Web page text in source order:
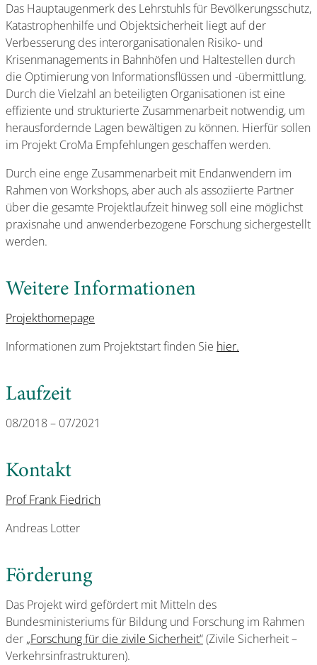
Das Hauptaugenmerk des Lehrstuhls für Bevölkerungsschutz,
Katastrophenhilfe und Objektsicherheit liegt auf der
Verbesserung des interorganisationalen Risiko- und
Krisenmanagements in Bahnhöfen und Haltestellen durch
die Optimierung von Informationsflüssen und -übermittlung.
Durch die Vielzahl an beteiligten Organisationen ist eine
effiziente und strukturierte Zusammenarbeit notwendig, um
herausfordernde Lagen bewältigen zu können. Hierfür sollen
im Projekt CroMa Empfehlungen geschaffen werden.
Durch eine enge Zusammenarbeit mit Endanwendern im
Rahmen von Workshops, aber auch als assoziierte Partner
über die gesamte Projektlaufzeit hinweg soll eine möglichst
praxisnahe und anwenderbezogene Forschung sichergestellt
werden.
Weitere Informationen
Projekthomepage
Informationen zum Projektstart finden Sie hier.
Laufzeit
08/2018 – 07/2021
Kontakt
Prof Frank Fiedrich
Andreas Lotter
Förderung
Das Projekt wird gefördert mit Mitteln des
Bundesministeriums für Bildung und Forschung im Rahmen
der „Forschung für die zivile Sicherheit“(Zivile Sicherheit –
Verkehrsinfrastrukturen).